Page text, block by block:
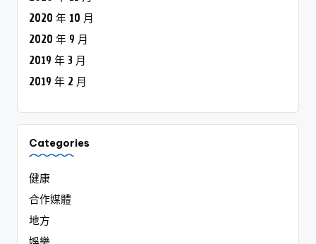
2020 年 10 月
2020 年 9 月
2019 年 3 月
2019 年 2 月
Categories
健康
合作媒體
地方